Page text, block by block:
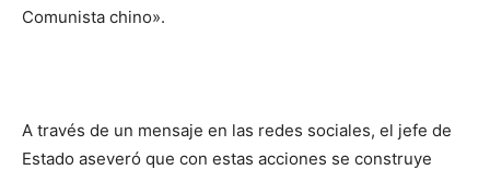
Comunista chino».
A través de un mensaje en las redes sociales, el jefe de
Estado aseveró que con estas acciones se construye